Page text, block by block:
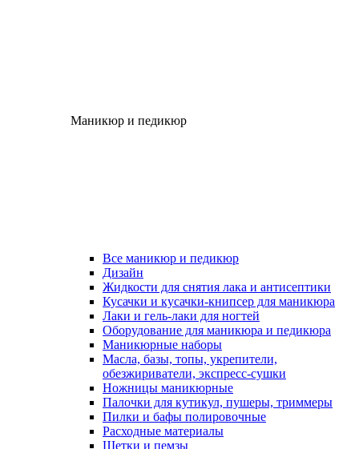
Маникюр и педикюр
Все маникюр и педикюр
Дизайн
Жидкости для снятия лака и антисептики
Кусачки и кусачки-книпсер для маникюра
Лаки и гель-лаки для ногтей
Оборудование для маникюра и педикюра
Маникюрные наборы
Масла, базы, топы, укрепители,
обезжириватели, экспресс-сушки
Ножницы маникюрные
Палочки для кутикул, пушеры, триммеры
Пилки и бафы полировочные
Расходные материалы
Щетки и пемзы